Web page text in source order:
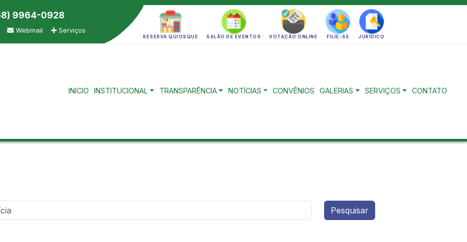
9964-0928
Webmail Serviços
RESERVA QUIOSQUE SALÃO DE EVENTOS VOTAÇÃO ONLINE FILIE-SE JURIDICO
INICIO INSTITUCIONAL TRANSPARÊNCIA NOTÍCIAS CONVÊNIOS GALERIAS SERVIÇOS CONTATO
Pesquisar